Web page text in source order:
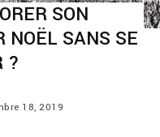
SON
NOËL SANS SE
?
18, 2019